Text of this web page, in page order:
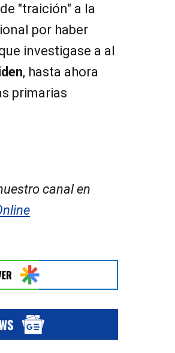
"traición" a la
por haber
investigase a al
, hasta ahora
primarias
canal en